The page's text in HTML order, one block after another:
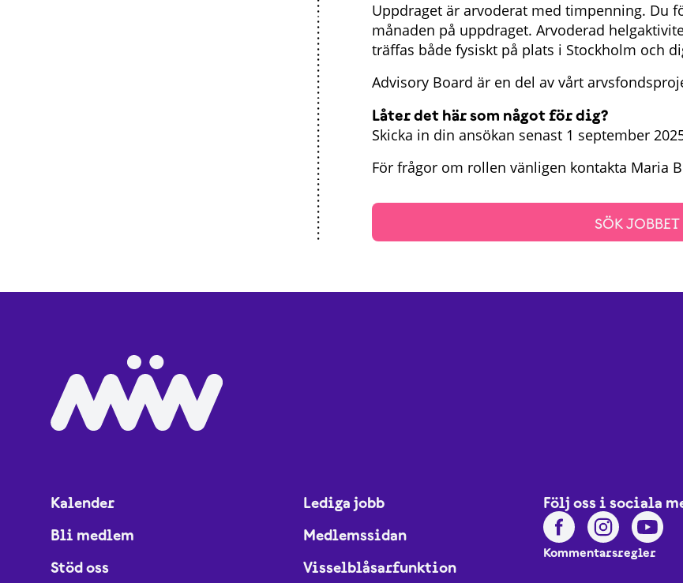
Uppdraget är arvoderat med timpenning. Du
månaden på uppdraget. Arvoderad
träffas både fysiskt på plats i Stockholm och
Advisory Board är en del av vårt
Låter det här som något för dig?
Skicka in din ansökan senast 1 september
För frågor om rollen vänligen kontakta Maria
SÖK JOBBET
Kalender
Lediga jobb
Bli medlem
Medlemssidan
Stöd oss
Visselblåsarfunktion
Följ oss i sociala
Kommentarsregler